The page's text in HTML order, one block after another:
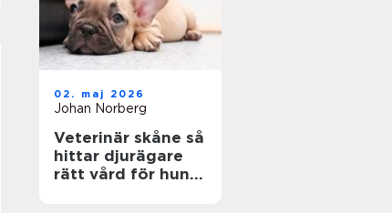
02. maj 2026
Johan Norberg
Veterinär skåne så
hittar djurägare
rätt vård för hund